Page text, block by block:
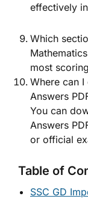
effectively
Which
most
Where can I
Answers
You can
Answers
or official
Table of
SSC GD